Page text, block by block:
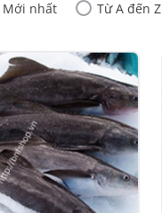
Mới nhất Từ A đến Z